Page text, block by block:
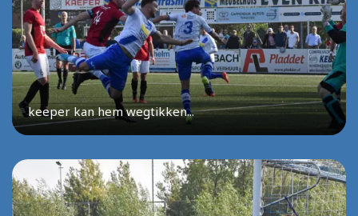
keeper kan hem wegtikken...